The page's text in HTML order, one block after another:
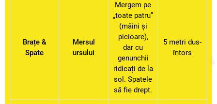
Brațe &
Spate
Mersul
ursului
Mergem pe
„toate patru”
(mâini și
picioare),
dar cu
genunchii
ridicați de la
sol. Spatele
să fie drept.
5 metri dus-
întors